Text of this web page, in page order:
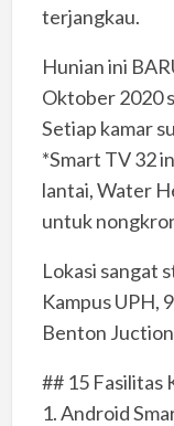
terjangkau.
Hunian ini
Oktober 2020
Setiap kamar
*Smart TV 32
lantai, Water
untuk
Lokasi sangat
Kampus UPH,
Benton
## 15 Fasilitas
1. Android